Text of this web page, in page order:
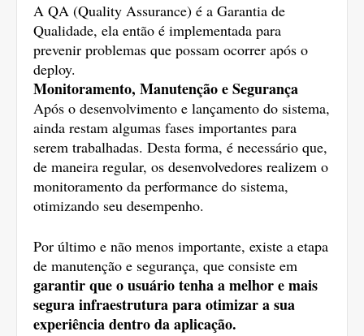
A QA (Quality Assurance) é a Garantia de
Qualidade, ela então é implementada para
prevenir problemas que possam ocorrer após o
deploy.
Monitoramento, Manutenção e Segurança
Após o desenvolvimento e lançamento do sistema,
ainda restam algumas fases importantes para
serem trabalhadas. Desta forma, é necessário que,
de maneira regular, os desenvolvedores realizem o
monitoramento da performance do sistema,
otimizando seu desempenho.
Por último e não menos importante, existe a etapa
garantir que o usuário tenha a melhor e mais
segura infraestrutura para otimizar a sua
experiência dentro da aplicação.